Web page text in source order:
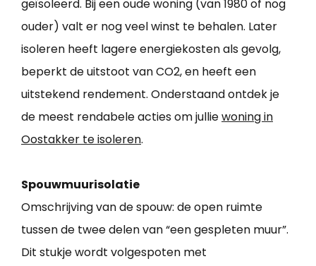
geïsoleerd. Bij een oude woning (van 1980 of nog
ouder) valt er nog veel winst te behalen. Later
isoleren heeft lagere energiekosten als gevolg,
beperkt de uitstoot van CO2, en heeft een
uitstekend rendement. Onderstaand ontdek je
de meest rendabele acties om julliewoning in
Oostakker te isoleren.
Spouwmuurisolatie
Omschrijving van de spouw: de open ruimte
tussen de twee delen van “een gespleten muur”.
Dit stukje wordt volgespoten met